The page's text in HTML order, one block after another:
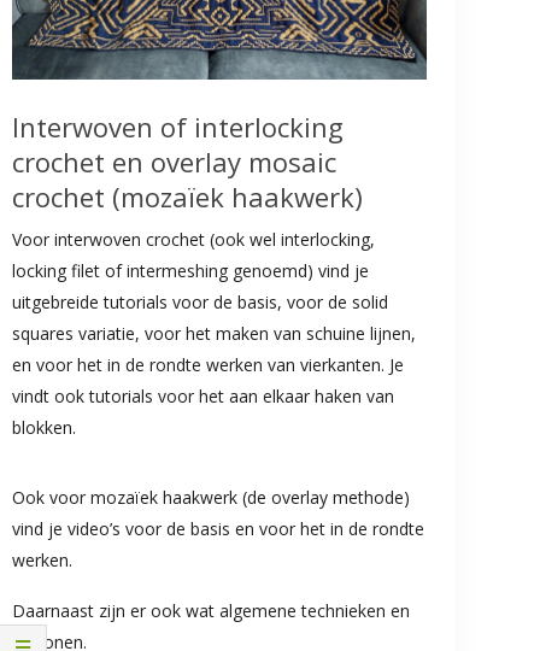
Interwoven of interlocking
crochet en overlay mosaic
crochet (mozaïek haakwerk)
Voor interwoven crochet (ook wel interlocking,
locking filet of intermeshing genoemd) vind je
uitgebreide tutorials voor de basis, voor de solid
squares variatie, voor het maken van schuine lijnen,
en voor het in de rondte werken van vierkanten. Je
vindt ook tutorials voor het aan elkaar haken van
blokken.
Ook voor mozaïek haakwerk (de overlay methode)
vind je video’s voor de basis en voor het in de rondte
werken.
Daarnaast zijn er ook wat algemene technieken en
patronen.